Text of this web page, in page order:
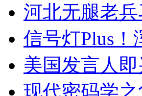
河北无腿老
信号灯Plus！
美国发言人
现代密码学